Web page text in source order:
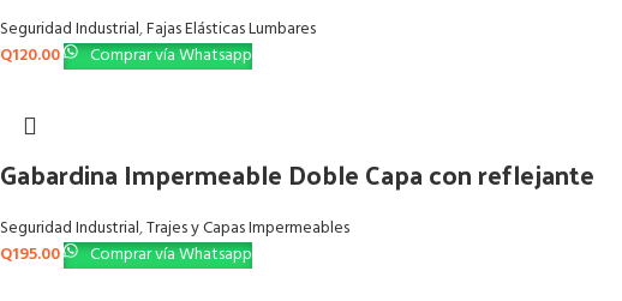
Seguridad Industrial,Fajas Elásticas Lumbares
Q120.00 Comprar vía Whatsapp
Gabardina Impermeable Doble Capa con reflejante
Seguridad Industrial,Trajes y Capas Impermeables
Q195.00 Comprar vía Whatsapp